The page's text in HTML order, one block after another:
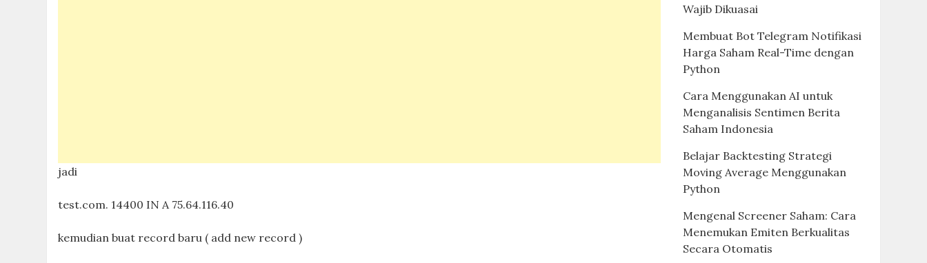
jadi
test.com. 14400 IN A 75.64.116.40
kemudian buat record baru ( add new record )
Wajib Dikuasai
Membuat Bot Telegram Notifikasi
Harga Saham Real-Time dengan
Python
Cara Menggunakan AI untuk
Menganalisis Sentimen Berita
Saham Indonesia
Belajar Backtesting Strategi
Moving Average Menggunakan
Python
Mengenal Screener Saham: Cara
Menemukan Emiten Berkualitas
Secara Otomatis